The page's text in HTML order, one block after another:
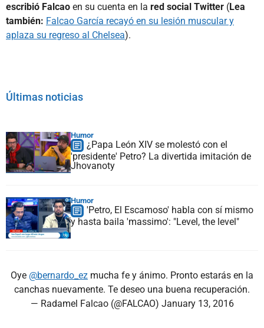
escribió Falcao en su cuenta en la red social Twitter (Lea
también: Falcao García recayó en su lesión muscular y
aplaza su regreso al Chelsea).
Últimas noticias
Humor
¿Papa León XIV se molestó con el
'presidente' Petro? La divertida imitación de
Jhovanoty
Humor
'Petro, El Escamoso' habla con sí mismo
y hasta baila 'massimo': "Level, the level"
Oye @bernardo_ez mucha fe y ánimo. Pronto estarás en la
canchas nuevamente. Te deseo una buena recuperación.
— Radamel Falcao (@FALCAO) January 13, 2016